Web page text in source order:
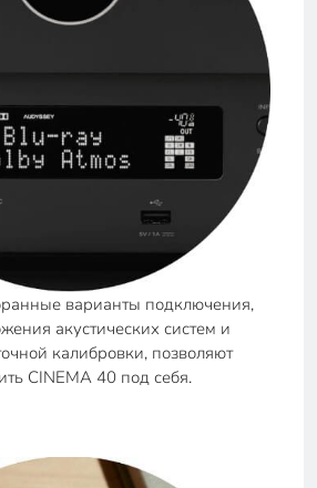
варианты подключения,
акустических систем и
калибровки, позволяют
CINEMA 40 под себя.